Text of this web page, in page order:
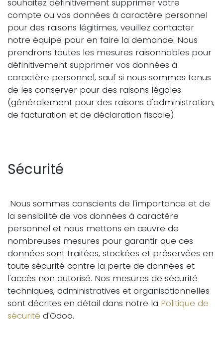
souhaitez définitivement supprimer votre
compte ou vos données à caractère personnel
pour des raisons légitimes, veuillez contacter
notre équipe pour en faire la demande. Nous
prendrons toutes les mesures raisonnables pour
définitivement supprimer vos données à
caractère personnel, sauf si nous sommes tenus
de les conserver pour des raisons légales
(généralement pour des raisons d'administration,
de facturation et de déclaration fiscale).
Sécurité
Nous sommes conscients de l'importance et de
la sensibilité de vos données à caractère
personnel et nous mettons en œuvre de
nombreuses mesures pour garantir que ces
données sont traitées, stockées et préservées en
toute sécurité contre la perte de données et
l'accès non autorisé. Nos mesures de sécurité
techniques, administratives et organisationnelles
sont décrites en détail dans notre la Politique de
sécurité d'Odoo.